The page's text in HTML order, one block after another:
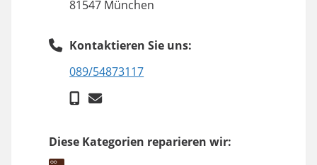
81547 München
Kontaktieren Sie uns:
089/54873117
Diese Kategorien reparieren wir: